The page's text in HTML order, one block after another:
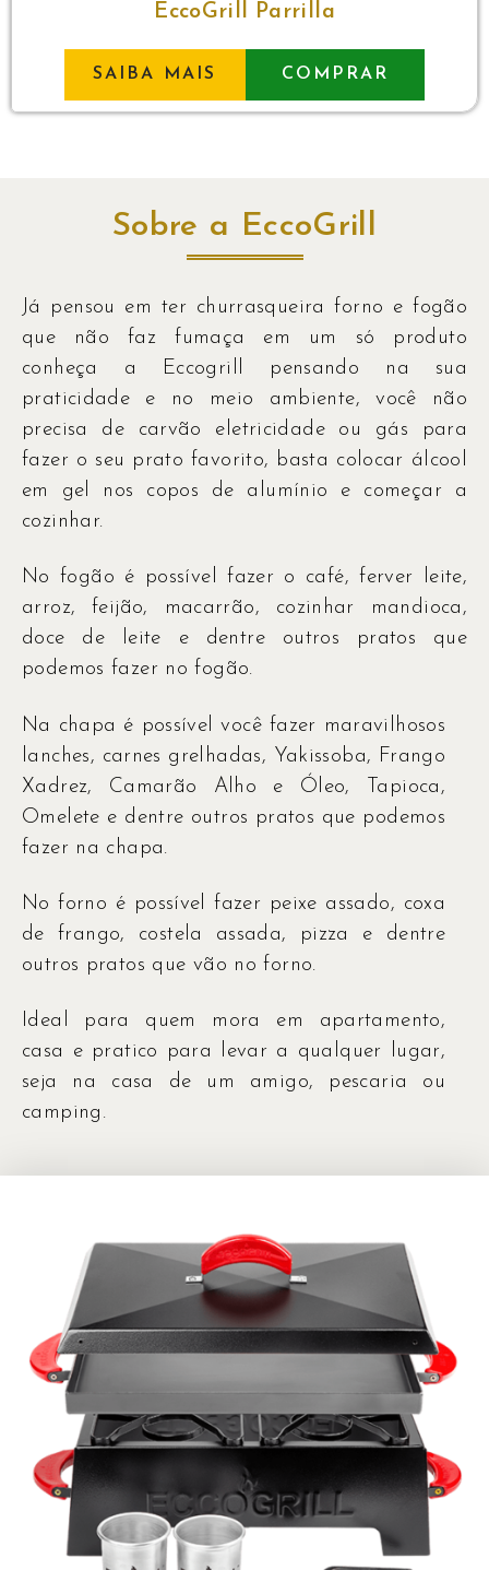
EccoGrill Parrilla
SAIBA MAIS COMPRAR
Sobre a EccoGrill
Já pensou em ter churrasqueira forno e fogão
que não faz fumaça em um só produto
conheça a Eccogrill pensando na sua
praticidade e no meio ambiente, você não
precisa de carvão eletricidade ou gás para
fazer o seu prato favorito, basta colocar álcool
em gel nos copos de alumínio e começar a
cozinhar.
No fogão é possível fazer o café, ferver leite,
arroz, feijão, macarrão, cozinhar mandioca,
doce de leite e dentre outros pratos que
podemos fazer no fogão.
Na chapa é possível você fazer maravilhosos
lanches, carnes grelhadas, Yakissoba, Frango
Xadrez, Camarão Alho e Óleo, Tapioca,
Omelete e dentre outros pratos que podemos
fazer na chapa.
No forno é possível fazer peixe assado, coxa
de frango, costela assada, pizza e dentre
outros pratos que vão no forno.
Ideal para quem mora em apartamento,
casa e pratico para levar a qualquer lugar,
seja na casa de um amigo, pescaria ou
camping.